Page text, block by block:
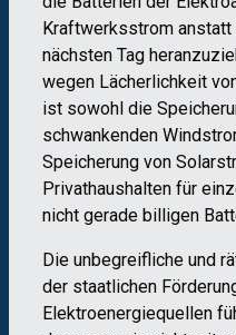
Kraftwerksstrom anstatt
nächsten Tag
wegen Lächerlichkeit
ist sowohl die
schwankenden
Speicherung von
Privathaushalten für
nicht gerade billigen
Die unbegreifliche und
der staatlichen
Elektroenergiequellen